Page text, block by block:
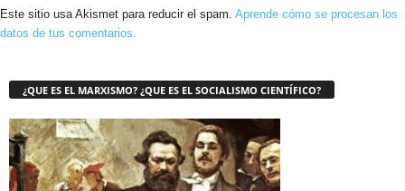
Este sitio usa Akismet para reducir el spam. Aprende cómo se procesan los
datos de tus comentarios.
¿QUE ES EL MARXISMO? ¿QUE ES EL SOCIALISMO CIENTÍFICO?